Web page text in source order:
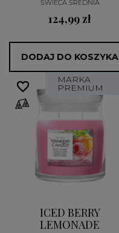
ŚWIECA ŚREDNIA
124,99 zł
DODAJ DO KOSZYKA
MARKA
PREMIUM
ICED BERRY
LEMONADE
favorite_border
favorite_border